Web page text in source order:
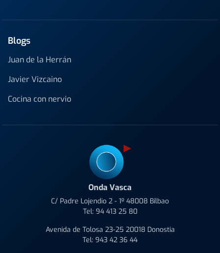
Blogs
Juan de la Herrán
Javier Vizcaino
Cocina con nervio
Onda Vasca
C/ Padre Lojendio 2 - 1º 48008 Bilbao
Tel: 94 413 25 80
Avenida de Tolosa 23-25 20018 Donostia
Tel: 943 42 36 44